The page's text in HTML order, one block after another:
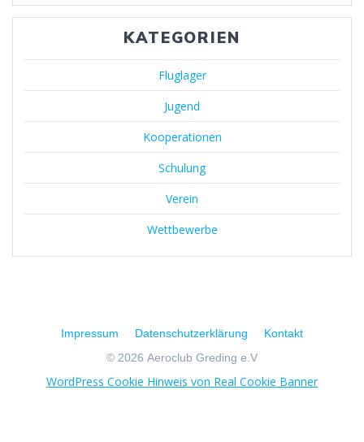
KATEGORIEN
Fluglager
Jugend
Kooperationen
Schulung
Verein
Wettbewerbe
Impressum Datenschutzerklärung
Kontakt
© 2026 Aeroclub Greding e.V
WordPress Cookie Hinweis von Real Cookie Banner